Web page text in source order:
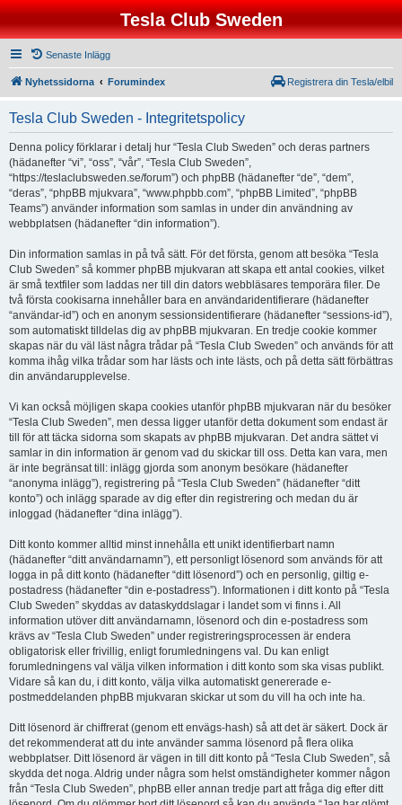
Tesla Club Sweden
Senaste Inlägg
Nyhetssidorna Forumindex Registrera din Tesla/elbil
Tesla Club Sweden - Integritetspolicy
Denna policy förklarar i detalj hur “Tesla Club Sweden” och deras partners
(hädanefter “vi”, “oss”, “vår”, “Tesla Club Sweden”,
“https://teslaclubsweden.se/forum”) och phpBB (hädanefter “de”, “dem”,
“deras”, “phpBB mjukvara”, “www.phpbb.com”, “phpBB Limited”, “phpBB
Teams”) använder information som samlas in under din användning av
webbplatsen (hädanefter “din information”).
Din information samlas in på två sätt. För det första, genom att besöka “Tesla
Club Sweden” så kommer phpBB mjukvaran att skapa ett antal cookies, vilket
är små textfiler som laddas ner till din dators webbläsares temporära filer. De
två första cookisarna innehåller bara en användaridentifierare (hädanefter
“användar-id”) och en anonym sessionsidentifierare (hädanefter “sessions-id”),
som automatiskt tilldelas dig av phpBB mjukvaran. En tredje cookie kommer
skapas när du väl läst några trådar på “Tesla Club Sweden” och används för att
komma ihåg vilka trådar som har lästs och inte lästs, och på detta sätt förbättras
din användarupplevelse.
Vi kan också möjligen skapa cookies utanför phpBB mjukvaran när du besöker
“Tesla Club Sweden”, men dessa ligger utanför detta dokument som endast är
till för att täcka sidorna som skapats av phpBB mjukvaran. Det andra sättet vi
samlar in din information är genom vad du skickar till oss. Detta kan vara, men
är inte begränsat till: inlägg gjorda som anonym besökare (hädanefter
“anonyma inlägg”), registrering på “Tesla Club Sweden” (hädanefter “ditt
konto”) och inlägg sparade av dig efter din registrering och medan du är
inloggad (hädanefter “dina inlägg”).
Ditt konto kommer alltid minst innehålla ett unikt identifierbart namn
(hädanefter “ditt användarnamn”), ett personligt lösenord som används för att
logga in på ditt konto (hädanefter “ditt lösenord”) och en personlig, giltig e-
postadress (hädanefter “din e-postadress”). Informationen i ditt konto på “Tesla
Club Sweden” skyddas av dataskyddslagar i landet som vi finns i. All
information utöver ditt användarnamn, lösenord och din e-postadress som
krävs av “Tesla Club Sweden” under registreringsprocessen är endera
obligatorisk eller frivillig, enligt forumledningens val. Du kan enligt
forumledningens val välja vilken information i ditt konto som ska visas publikt.
Vidare så kan du, i ditt konto, välja vilka automatiskt genererade e-
postmeddelanden phpBB mjukvaran skickar ut som du vill ha och inte ha.
Ditt lösenord är chiffrerat (genom ett envägs-hash) så att det är säkert. Dock är
det rekommenderat att du inte använder samma lösenord på flera olika
webbplatser. Ditt lösenord är vägen in till ditt konto på “Tesla Club Sweden”, så
skydda det noga. Aldrig under några som helst omständigheter kommer någon
från “Tesla Club Sweden”, phpBB eller annan tredje part att fråga dig efter ditt